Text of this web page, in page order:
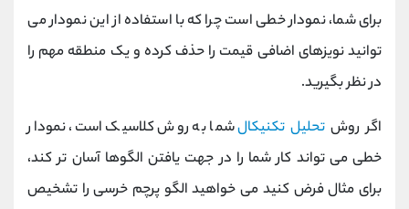
برای شما، نمودار خطی است چرا که با استفاده از این نمودار می
توانید نویزهای اضافی قیمت را حذف کرده و یک منطقه مهم را
در نظر بگیرید.
اگر روش تحلیل تکنیکالشما به روش کلاسیک است، نمودار
خطی می تواند کار شما را در جهت یافتن الگوها آسان تر کند،
برای مثال فرض کنید می خواهید الگو پرچم خرسی را تشخیص